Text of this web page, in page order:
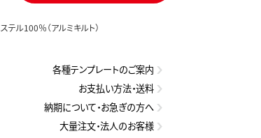
ル100％（アルミキルト）
各種テンプレートのご案内
お支払い方法・送料
納期について・お急ぎの方へ
大量注文・法人のお客様